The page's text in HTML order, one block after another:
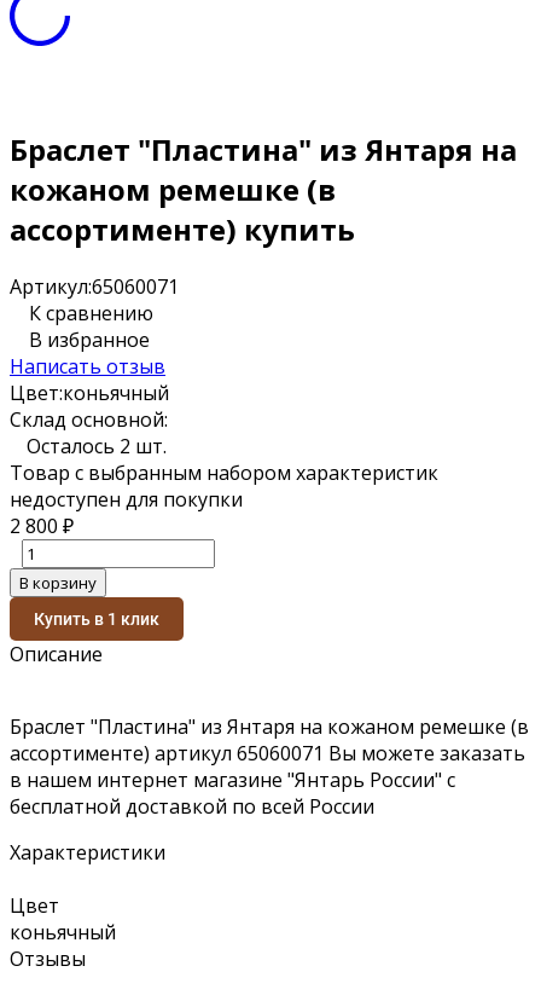
Браслет "Пластина" из Янтаря на
кожаном ремешке (в
ассортименте) купить
Артикул:65060071
К сравнению
В избранное
Написать отзыв
Цвет:коньячный
Склад основной:
Осталось 2 шт.
Товар с выбранным набором характеристик
недоступен для покупки
2 800 ₽
В корзину
Купить в 1 клик
Описание
Браслет "Пластина" из Янтаря на кожаном ремешке (в
ассортименте) артикул 65060071 Вы можете заказать
в нашем интернет магазине "Янтарь России" с
бесплатной доставкой по всей России
Характеристики
Цвет
коньячный
Отзывы